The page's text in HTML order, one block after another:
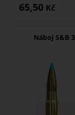
65,50 Kč
Náboj S&B